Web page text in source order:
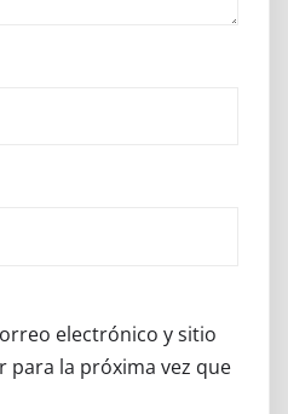
electrónico y sitio
para la próxima vez que